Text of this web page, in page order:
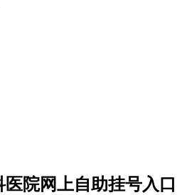
院网上自助挂号入口